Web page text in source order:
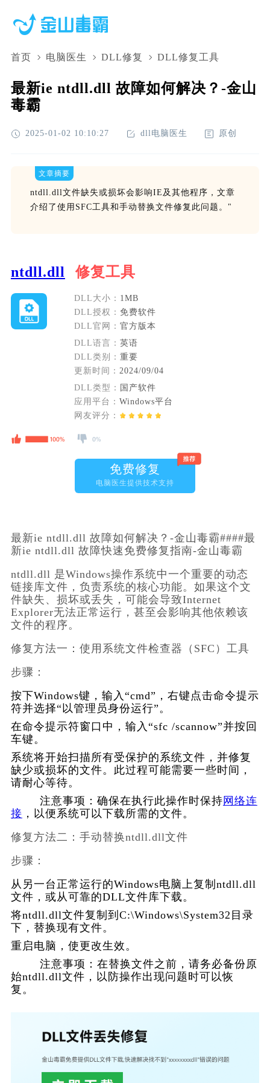
首页 电脑医生 DLL修复 DLL修复工具
最新ie ntdll.dll 故障如何解决？-金山
毒霸
2025-01-02 10:10:27 dll电脑医生 原创
文章摘要
ntdll.dll文件缺失或损坏会影响IE及其他程序，文章
介绍了使用SFC工具和手动替换文件修复此问题。"
ntdll.dll 修复工具
DLL大小： 1MB
DLL授权： 免费软件
DLL官网： 官方版本
DLL语言： 英语
DLL类别： 重要
更新时间： 2024/09/04
DLL类型：
国产软件
应用平台： Windows平台
网友评分：
免费修复
电脑医生提供技术支持
最新ie ntdll.dll 故障如何解决？-金山毒霸####最
新ie ntdll.dll 故障快速免费修复指南-金山毒霸
ntdll.dll 是Windows操作系统中一个重要的动态
链接库文件，负责系统的核心功能。如果这个文
件缺失、损坏或丢失，可能会导致Internet
Explorer无法正常运行，甚至会影响其他依赖该
文件的程序。
修复方法一：使用系统文件检查器（SFC）工具
步骤：
按下Windows键，输入“cmd”，右键点击命令提示
符并选择“以管理员身份运行”。
在命令提示符窗口中，输入“sfc /scannow”并按回
车键。
系统将开始扫描所有受保护的系统文件，并修复
缺少或损坏的文件。此过程可能需要一些时间，
请耐心等待。
        注意事项：确保在执行此操作时保持
网络连
接 ，以便系统可以下载所需的文件。
修复方法二：手动替换ntdll.dll文件
步骤：
从另一台正常运行的Windows电脑上复制ntdll.dll
文件，或从可靠的DLL文件库下载。
将ntdll.dll文件复制到C:\Windows\System32目录
下，替换现有文件。
重启电脑，使更改生效。
始ntdll.dll文件，以防操作出现问题时可以恢
复。